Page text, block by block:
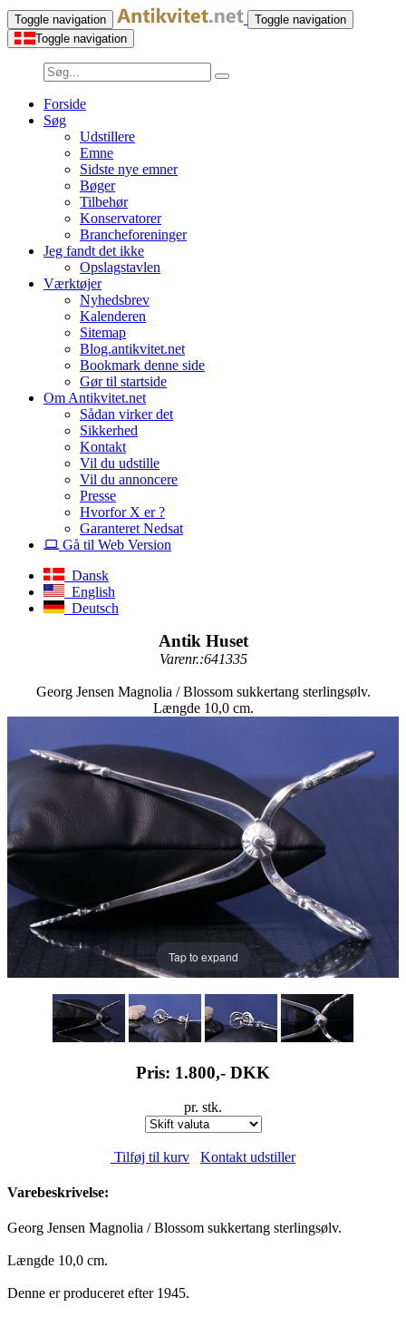
Toggle navigation
Toggle navigation
Toggle navigation
Forside
Søg
Udstillere
Emne
Sidste nye emner
Bøger
Tilbehør
Konservatorer
Brancheforeninger
Jeg fandt det ikke
Opslagstavlen
Værktøjer
Nyhedsbrev
Kalenderen
Sitemap
Blog.antikvitet.net
Bookmark denne side
Gør til startside
Om Antikvitet.net
Sådan virker det
Sikkerhed
Kontakt
Vil du udstille
Vil du annoncere
Presse
Hvorfor X er ?
Garanteret Nedsat
Gå til Web Version
Dansk
English
Deutsch
Antik Huset
Varenr.:641335
Georg Jensen Magnolia / Blossom sukkertang sterlingsølv.
Længde 10,0 cm.
Tap to expand
Pris: 1.800,- DKK
pr. stk.
Tilføj til kurv Kontakt udstiller
Varebeskrivelse:
Georg Jensen Magnolia / Blossom sukkertang sterlingsølv.
Længde 10,0 cm.
Denne er produceret efter 1945.